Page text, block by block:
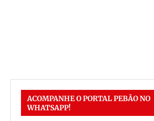
ACOMPANHE O PORTAL PEBÃO NO
WHATSAPP!